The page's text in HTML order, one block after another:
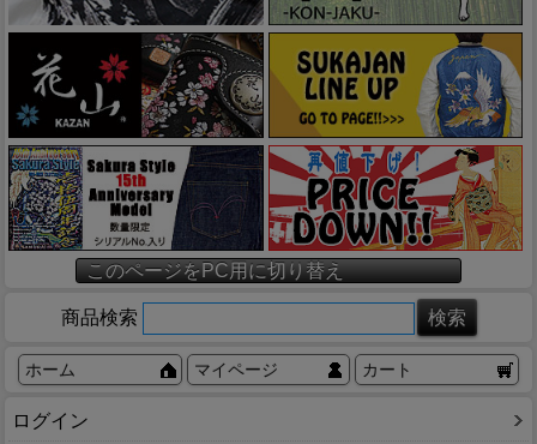
このページをPC用に切り替え
商品検索
ホーム マイページ カート
ログイン